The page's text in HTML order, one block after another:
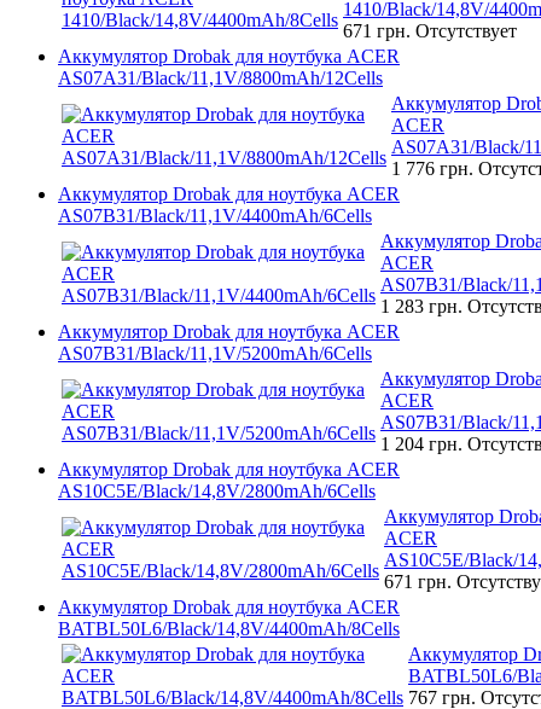
1410/Black/14,8V/
671 грн. Отсутствует
Аккумулятор Drobak для ноутбука ACER
AS07A31/Black/11,1V/8800mAh/12Cells
Аккумулятор
ACER
AS07A31/Black/
1 776 грн.
Аккумулятор Drobak для ноутбука ACER
AS07B31/Black/11,1V/4400mAh/6Cells
Аккумулятор
ACER
AS07B31/Black/
1 283 грн.
Аккумулятор Drobak для ноутбука ACER
AS07B31/Black/11,1V/5200mAh/6Cells
Аккумулятор
ACER
AS07B31/Black/
1 204 грн.
Аккумулятор Drobak для ноутбука ACER
AS10C5E/Black/14,8V/2800mAh/6Cells
Аккумулятор
ACER
AS10C5E/Black/
671 грн.
Аккумулятор Drobak для ноутбука ACER
BATBL50L6/Black/14,8V/4400mAh/8Cells
Аккумулятор
BATBL50L6/
767 грн.